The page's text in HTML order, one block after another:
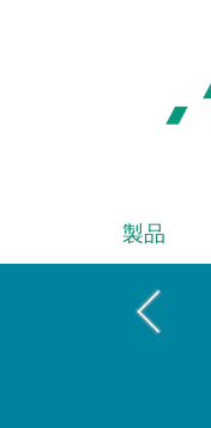
会
社
ー
M
製品